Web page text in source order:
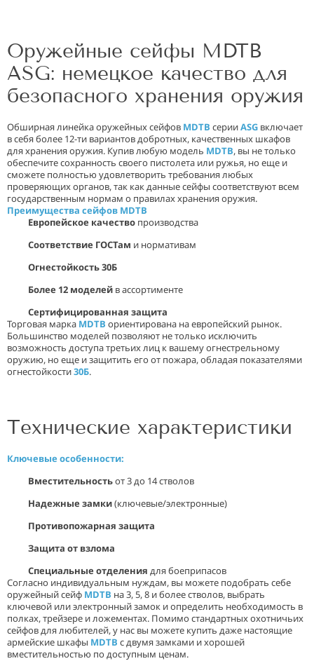
Оружейные сейфы MDTB
ASG: немецкое качество для
безопасного хранения оружия
Обширная линейка оружейных сейфов MDTB серииASG включает
в себя более 12-ти вариантов добротных, качественных шкафов
для хранения оружия. Купив любую модель MDTB, вы не только
обеспечите сохранность своего пистолета или ружья, но еще и
сможете полностью удовлетворить требования любых
проверяющих органов, так как данные сейфы соответствуют всем
государственным нормам о правилах хранения оружия.
Преимущества сейфов MDTB
Европейское качество производства
Соответствие ГОСТам и нормативам
Огнестойкость 30Б
Более 12 моделей в ассортименте
Сертифицированная защита
Торговая марка MDTB ориентирована на европейский рынок.
Большинство моделей позволяют не только исключить
возможность доступа третьих лиц к вашему огнестрельному
оружию, но еще и защитить его от пожара, обладая показателями
огнестойкости30Б.
Технические характеристики
Ключевые особенности:
Вместительностьот 3 до 14 стволов
Надежные замки(ключевые/электронные)
Противопожарная защита
Защита от взлома
Специальные отделения для боеприпасов
Согласно индивидуальным нуждам, вы можете подобрать себе
оружейный сейф MDTB на 3, 5, 8 и более стволов, выбрать
ключевой или электронный замок и определить необходимость в
полках, трейзере и ложементах. Помимо стандартных охотничьих
сейфов для любителей, у нас вы можете купить даже настоящие
армейские шкафы MDTB с двумя замками и хорошей
вместительностью по доступным ценам.